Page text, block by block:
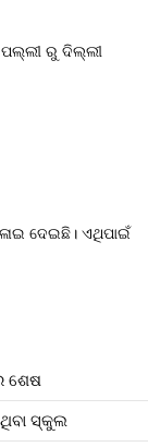
ପଲ୍ଲୀ ରୁ ଦିଲ୍ଲୀ
ଦେଇଛି। ଏଥିପାଇଁ
ଶେଷ
ସ୍କୁଲ